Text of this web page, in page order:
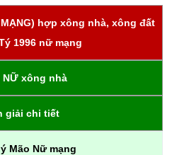
hợp xông nhà, xông đất
1996 nữ mạng
NỮ xông nhà
giải chi tiết
Mão Nữ mạng